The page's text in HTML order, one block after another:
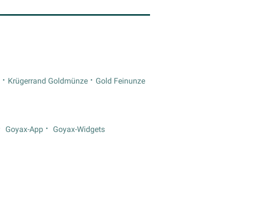
Krügerrand Goldmünze
Gold Feinunze
Goyax-App Goyax-Widgets